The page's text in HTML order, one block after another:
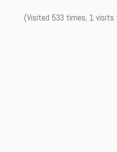
(Visited 533 times, 1 visits